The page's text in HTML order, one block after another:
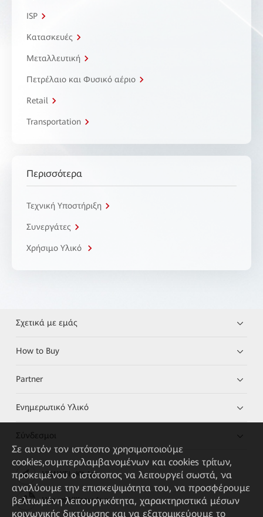
ISP
Κατασκευές
Μεταλλευτική
Πετρέλαιο και Φυσικό αέριο
Retail
Transportation
Περισσότερα
Τεχνική Υποστήριξη
Συνεργάτες
Χρήσιμο Υλικό
Σχετικά με εμάς
How to Buy
Partner
Ενημερωτικό Υλικό
Σύνδεσμοι
HUAWEI eKit App
Huawei HiKnow App
Σε αυτόν τον ιστότοπο χρησιμοποιούμε
cookies,συμπεριλαμβανομένων και cookies τρίτων,
προκειμένου ο ιστότοπος να λειτουργεί σωστά, να
αναλύουμε την επισκεψιμότητα του, να προσφέρουμε
βελτιωμένη λειτουργικότητα, χαρακτηριστικά μέσων
κοινωνικής δικτύωσης και να εξατομικεύουμε το